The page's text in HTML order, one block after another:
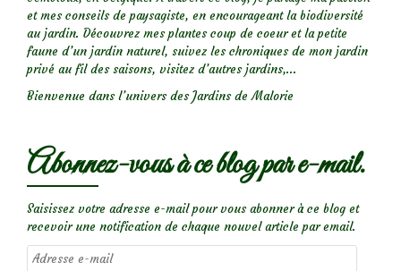
et mes conseils de paysagiste, en encourageant la biodiversité
au jardin. Découvrez mes plantes coup de coeur et la petite
faune d’un jardin naturel, suivez les chroniques de mon jardin
privé au fil des saisons, visitez d’autres jardins,...
Bienvenue dans l’univers des Jardins de Malorie
Abonnez-vous à ce blog par e-mail.
Saisissez votre adresse e-mail pour vous abonner à ce blog et
recevoir une notification de chaque nouvel article par email.
Adresse